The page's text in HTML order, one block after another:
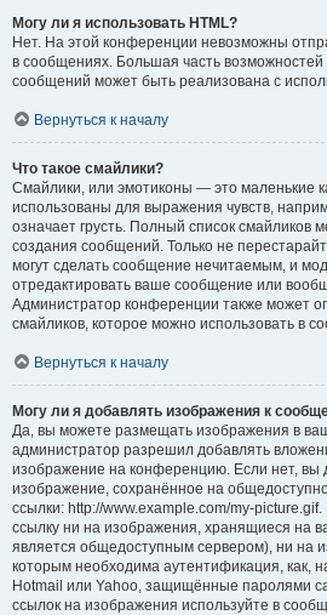
Могу ли я использовать HTML?
Нет. На этой конференции невозможны
в сообщениях. Большая часть
сообщений может быть реализована с
Вернуться к началу
Что такое смайлики?
Смайлики, или эмотиконы — это маленькие
использованы для выражения чувств,
означает грусть. Полный список смайликов
создания сообщений. Только не
могут сделать сообщение нечитаемым, и
отредактировать ваше сообщение или
Администратор конференции также может
смайликов, которое можно использовать в
Вернуться к началу
Могу ли я добавлять изображения к
Да, вы можете размещать изображения в
администратор разрешил добавлять
изображение на конференцию. Если нет, вы
изображение, сохранённое на
ссылки: http://www.example.com/my-
ссылку ни на изображения, хранящиеся на
является общедоступным сервером), ни на
которым необходима аутентификация, как,
Hotmail или Yahoo, защищённые паролями
ссылок на изображения используйте в